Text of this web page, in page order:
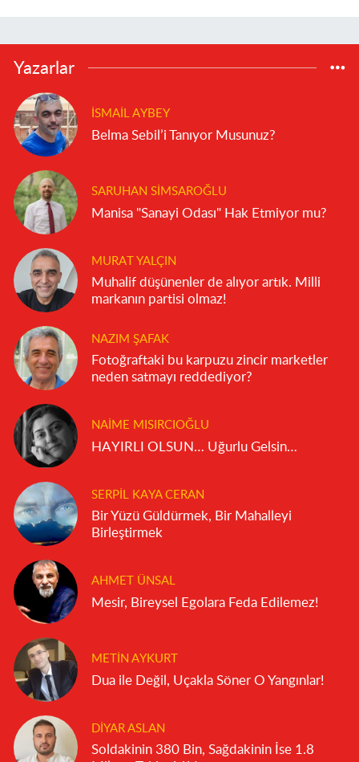
Yazarlar
İSMAIL AYBEY
Belma Sebil’i Tanıyor Musunuz?
SARUHAN SIMSAROĞLU
Manisa "Sanayi Odası" Hak Etmiyor mu?
MURAT YALÇIN
Muhalif düşünenler de alıyor artık. Milli
markanın partisi olmaz!
NAZIM ŞAFAK
Fotoğraftaki bu karpuzu zincir marketler
neden satmayı reddediyor?
NAIME MISIRCIOĞLU
HAYIRLI OLSUN… Uğurlu Gelsin…
SERPIL KAYA CERAN
Bir Yüzü Güldürmek, Bir Mahalleyi
Birleştirmek
AHMET ÜNSAL
Mesir, Bireysel Egolara Feda Edilemez!
METIN AYKURT
Dua ile Değil, Uçakla Söner O Yangınlar!
DIYAR ASLAN
Soldakinin 380 Bin, Sağdakinin İse 1.8